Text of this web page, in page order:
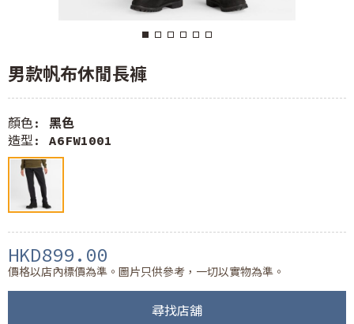
男款帆布休閒長褲
顏色: 黑色
造型: A6FW1001
HKD899.00
價格以店內標價為準。圖片只供參考，一切以實物為準。
尋找店舖